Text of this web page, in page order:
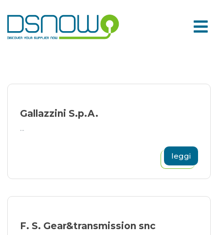
to
content
Gallazzini S.p.A.
...
leggi
F. S. Gear&transmission snc